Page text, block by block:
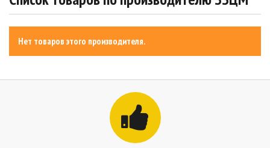
Нет товаров этого производителя.